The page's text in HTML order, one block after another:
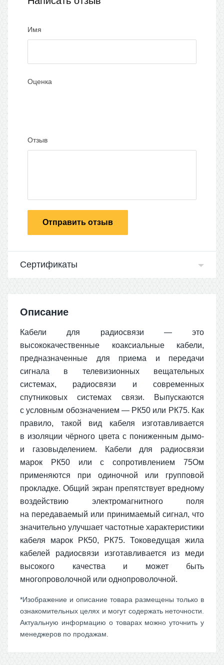
Имя
Оценка
Отзыв
Отправить отзыв
Сертификаты
Описание
Кабели для радиосвязи — это
высококачественные коаксиальные кабели,
предназначенные для приема и передачи
сигнала в телевизионных вещательных
системах, радиосвязи и современных
спутниковых системах связи. Выпускаются
с условным обозначением — РК50 или РК75. Как
правило, такой вид кабеля изготавливается
в изоляции чёрного цвета с пониженным дымо-
и газовыделением. Кабели для радиосвязи
марок РК50 или с сопротивлением 75Ом
применяются при одиночной или групповой
прокладке. Общий экран препятствует вредному
воздействию электромагнитного поля
на передаваемый или принимаемый сигнал, что
значительно улучшает частотные характеристики
кабеля марок РК50, РК75. Токоведущая жила
кабелей радиосвязи изготавливается из меди
высокого качества и может быть
многопроволочной или однопроволочной.
*Изображение и описание товара размещены только в
ознакомительных целях и могут содержать неточности.
Актуальную информацию о товарах можно уточнить у
менеджеров по продажам.